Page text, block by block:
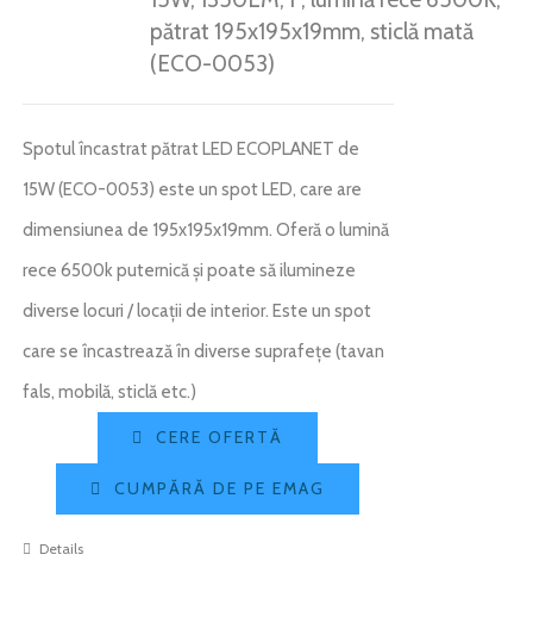
pătrat 195x195x19mm, sticlă mată
(ECO-0053)
Spotul încastrat pătrat LED ECOPLANET de
15W (ECO-0053) este un spot LED, care are
dimensiunea de 195x195x19mm. Oferă o lumină
rece 6500k puternică și poate să ilumineze
diverse locuri / locații de interior. Este un spot
care se încastrează în diverse suprafețe (tavan
fals, mobilă, sticlă etc.)
CERE OFERTĂ
CUMPĂRĂ DE PE EMAG
Details